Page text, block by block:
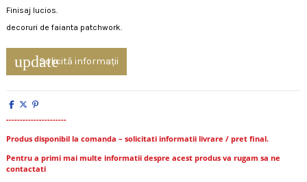
Finisaj lucios.
decoruri de faianta patchwork.
updateSolicită informații
----------------------
Produs disponibil la comanda – solicitati informatii livrare / pret final.
Pentru a primi mai multe informatii despre acest produs va rugam sa ne
contactati